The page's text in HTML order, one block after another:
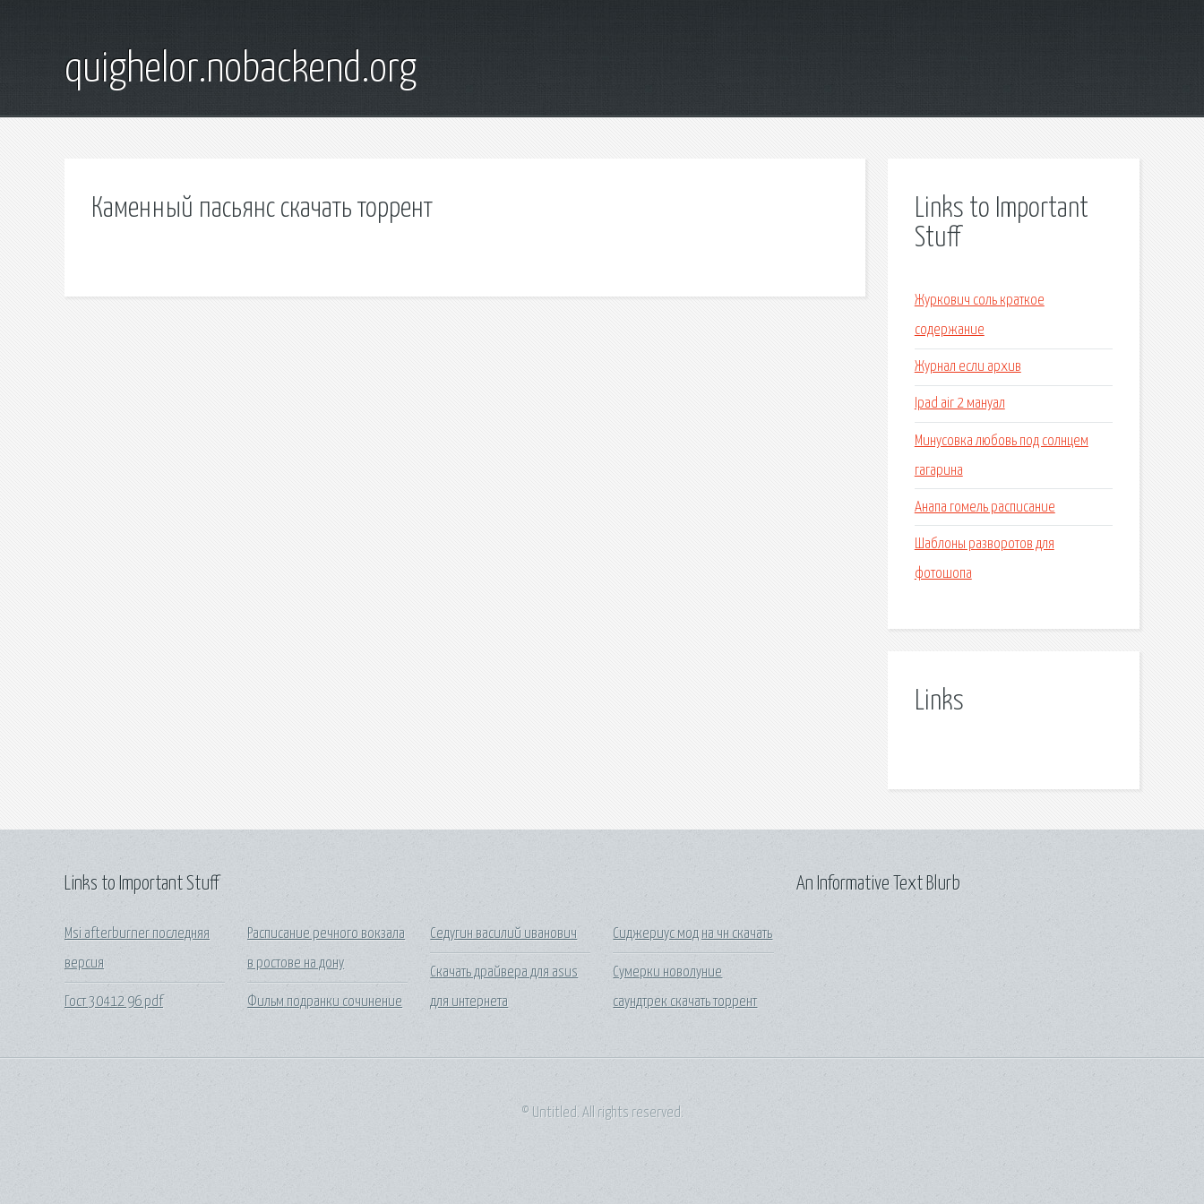
quighelor.nobackend.org
Каменный пасьянс скачать торрент
Links to Important
Stuff
Журкович соль краткое
содержание
Журнал если архив
Ipad air 2 мануал
Минусовка любовь под солнцем
гагарина
Анапа гомель расписание
Шаблоны разворотов для
фотошопа
Links
Links to Important Stuff
Msi afterburner последняя
версия
Гост 30412 96 pdf
Расписание речного вокзала
в ростове на дону
Фильм подранки сочинение
Седугин василий иванович
Скачать драйвера для asus
для интернета
Сиджериус мод на чн скачать
Сумерки новолуние
саундтрек скачать торрент
An Informative Text Blurb
© Untitled. All rights reserved.